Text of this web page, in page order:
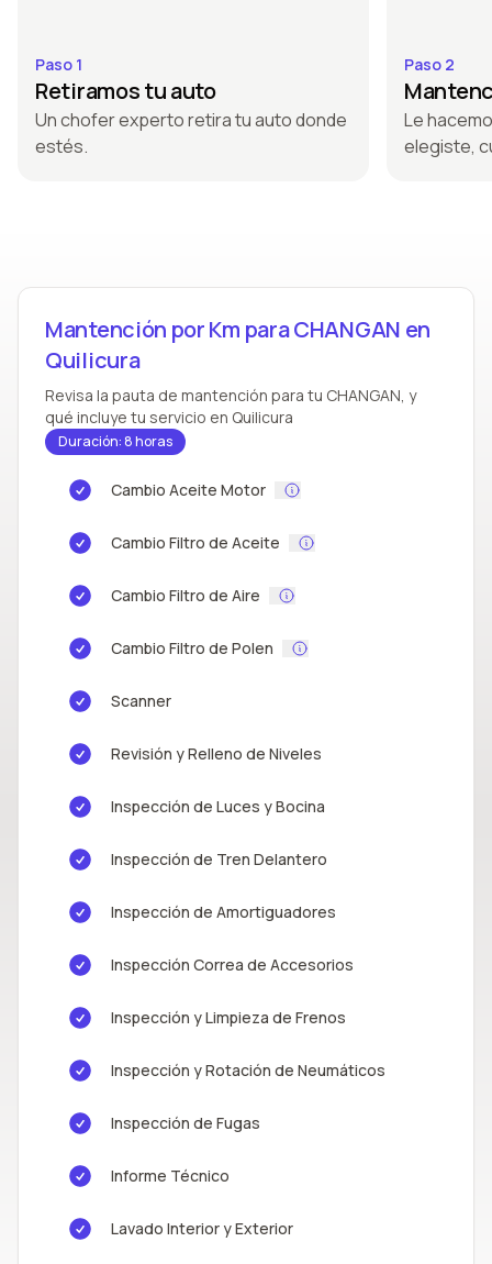
Paso 1
Retiramos tu auto
Un chofer experto retira tu auto donde
estés.
Paso 2
Le
elegiste,
Mantención por Km para CHANGAN en
Quilicura
Revisa la pauta de mantención para tu CHANGAN, y
qué incluye tu servicio en Quilicura
Duración: 8 horas
Cambio Aceite Motor
Cambio Filtro de Aceite
Cambio Filtro de Aire
Cambio Filtro de Polen
Scanner
Revisión y Relleno de Niveles
Inspección de Luces y Bocina
Inspección de Tren Delantero
Inspección de Amortiguadores
Inspección Correa de Accesorios
Inspección y Limpieza de Frenos
Inspección y Rotación de Neumáticos
Inspección de Fugas
Informe Técnico
Lavado Interior y Exterior